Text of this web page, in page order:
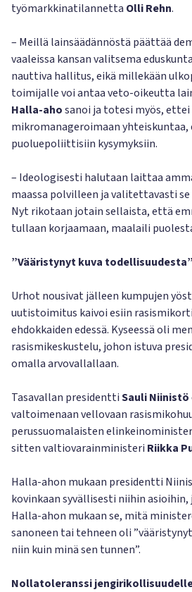
työmarkkinatilannetta Olli Rehn.
– Meillä lainsäädännöstä päättää
vaaleissa kansan valitsema
nauttiva hallitus, eikä millekään
toimijalle voi antaa veto-oikeutta
Halla-ahosanoi ja totesi myös,
mikromanageroimaan yhteiskuntaa,
puoluepoliittisiin kysymyksiin.
– Ideologisesti halutaan laittaa
maassa polvilleen ja valitettavasti
Nyt rikotaan jotain sellaista, että
tullaan korjaamaan, maalaili
”Vääristynyt kuva todellisuudesta”
Urhot nousivat jälleen kumpujen
uutistoimitus kaivoi esiin
ehdokkaiden edessä. Kyseessä oli
rasismikeskustelu, johon istuva
omalla arvovallallaan.
Tasavallan presidenttiSauliNiinistö
valtoimenaan vellovaan
perussuomalaisten
sitten valtiovarainministeri Riikka
Halla-ahon mukaan presidentti
kovinkaan syvällisesti niihin
Halla-ahon mukaan se, mitä
sanoneen tai tehneen oli
niin kuin minä sen tunnen”.
Nollatoleranssi